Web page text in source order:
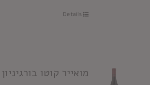
Details
מואייר קוטו בורגיניון